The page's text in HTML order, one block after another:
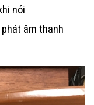
nói
âm thanh